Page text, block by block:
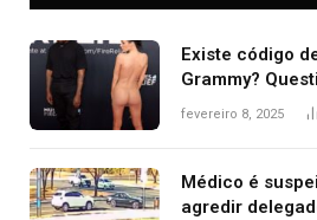
Existe código
Grammy?
após Bianca
fevereiro 8, 2025
Médico é
agredir